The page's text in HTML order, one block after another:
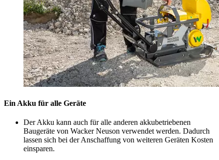
Ein Akku für alle Geräte
Der Akku kann auch für alle anderen akkubetriebenen
Baugeräte von Wacker Neuson verwendet werden. Dadurch
lassen sich bei der Anschaffung von weiteren Geräten Kosten
einsparen.